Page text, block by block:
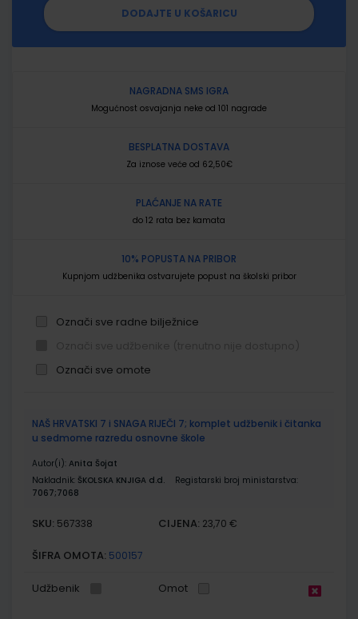
DODAJTE U KOŠARICU
NAGRADNA SMS IGRA
Mogućnost osvajanja neke od 101 nagrade
BESPLATNA DOSTAVA
Za iznose veće od 62,50€
PLAĆANJE NA RATE
do 12 rata bez kamata
10% POPUSTA NA PRIBOR
Kupnjom udžbenika ostvarujete popust na školski pribor
Označi sve radne bilježnice
Označi sve omote
proizvodi
NAŠ HRVATSKI 7 i SNAGA RIJEČI 7; komplet udžbenik i čitanka
u sedmome razredu osnovne škole
Autor(i): Anita Šojat
Nakladnik: ŠKOLSKA KNJIGA d.d.
Registarski broj ministarstva:
7067;7068
SKU: 567338 CIJENA: 23,70 €
ŠIFRA OMOTA: 500157
Udžbenik Omot